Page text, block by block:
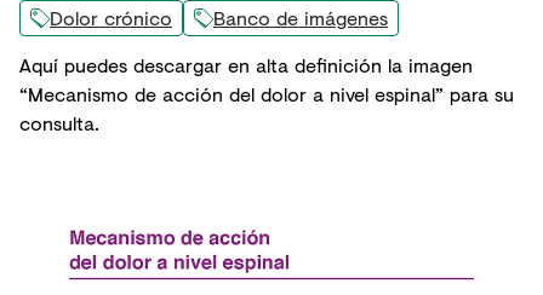
Dolor crónico
Banco de imágenes
Aquí puedes descargar en alta definición la imagen
“Mecanismo de acción del dolor a nivel espinal” para su
consulta.